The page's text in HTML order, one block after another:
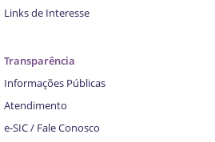
Links de Interesse
Transparência
Informações Públicas
Atendimento
e-SIC / Fale Conosco